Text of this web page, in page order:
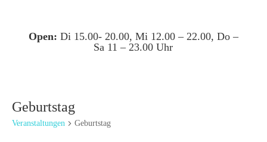
Open: Di 15.00- 20.00, Mi 12.00 – 22.00, Do –
Sa 11 – 23.00 Uhr
Geburtstag
Veranstaltungen Geburtstag